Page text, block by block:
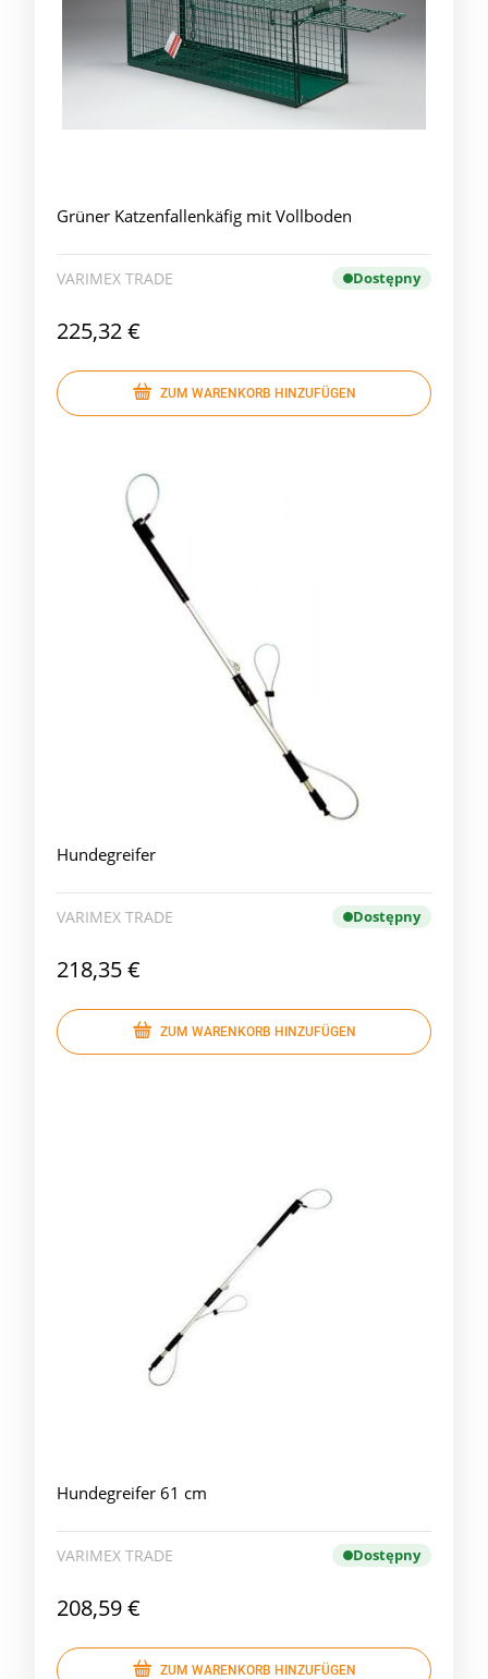
Grüner Katzenfallenkäfig mit Vollboden
VARIMEX TRADE Dostępny
225,32 €
ZUM WARENKORB HINZUFÜGEN
Hundegreifer
VARIMEX TRADE Dostępny
218,35 €
ZUM WARENKORB HINZUFÜGEN
Hundegreifer 61 cm
VARIMEX TRADE Dostępny
208,59 €
ZUM WARENKORB HINZUFÜGEN